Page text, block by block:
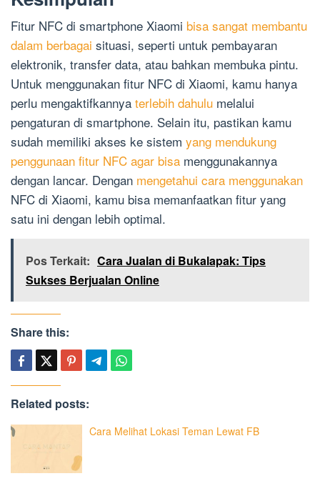
Fitur NFC di smartphone Xiaomi bisa sangat membantu
dalam berbagai situasi, seperti untuk pembayaran
elektronik, transfer data, atau bahkan membuka pintu.
Untuk menggunakan fitur NFC di Xiaomi, kamu hanya
perlu mengaktifkannya terlebih dahulu melalui
pengaturan di smartphone. Selain itu, pastikan kamu
sudah memiliki akses ke sistem yang mendukung
penggunaan fitur NFC agar bisa menggunakannya
dengan lancar. Dengan mengetahui cara menggunakan
NFC di Xiaomi, kamu bisa memanfaatkan fitur yang
satu ini dengan lebih optimal.
Pos Terkait: Cara Jualan di Bukalapak: Tips
Sukses Berjualan Online
Share this:
Related posts:
Cara Melihat Lokasi Teman Lewat FB